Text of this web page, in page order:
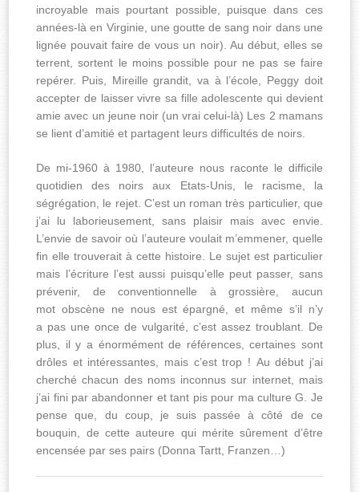
incroyable mais pourtant possible, puisque dans ces
années-là en Virginie, une goutte de sang noir dans une
lignée pouvait faire de vous un noir). Au début, elles se
terrent, sortent le moins possible pour ne pas se faire
repérer. Puis, Mireille grandit, va à l’école, Peggy doit
accepter de laisser vivre sa fille adolescente qui devient
amie avec un jeune noir (un vrai celui-là) Les 2 mamans
se lient d’amitié et partagent leurs difficultés de noirs.
De mi-1960 à 1980, l’auteure nous raconte le difficile
quotidien des noirs aux Etats-Unis, le racisme, la
ségrégation, le rejet. C’est un roman très particulier, que
j’ai lu laborieusement, sans plaisir mais avec envie.
L’envie de savoir où l’auteure voulait m’emmener, quelle
fin elle trouverait à cette histoire. Le sujet est particulier
mais l’écriture l’est aussi puisqu’elle peut passer, sans
prévenir, de conventionnelle à grossière, aucun
mot obscène ne nous est épargné, et même s’il n’y
a pas une once de vulgarité, c’est assez troublant. De
plus, il y a énormément de références, certaines sont
drôles et intéressantes, mais c’est trop ! Au début j’ai
cherché chacun des noms inconnus sur internet, mais
j’ai fini par abandonner et tant pis pour ma culture G. Je
pense que, du coup, je suis passée à côté de ce
bouquin, de cette auteure qui mérite sûrement d’être
encensée par ses pairs (Donna Tartt, Franzen…)